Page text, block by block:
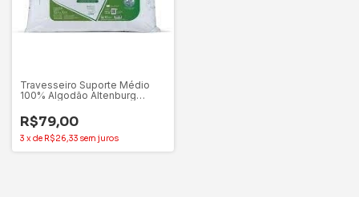
Travesseiro Suporte Médio
100% Algodão Altenburg
R$79,00
3 xde R$26,33 sem juros